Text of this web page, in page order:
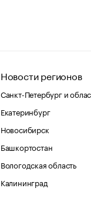
Новости регионов
Санкт-Петербург и
Екатеринбург
Новосибирск
Башкортостан
Вологодская область
Калининград